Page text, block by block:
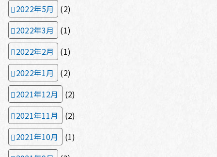
2022年5月
(2)
2022年3月
(1)
2022年2月
(1)
2022年1月
(2)
2021年12月
(2)
2021年11月
(2)
2021年10月
(1)